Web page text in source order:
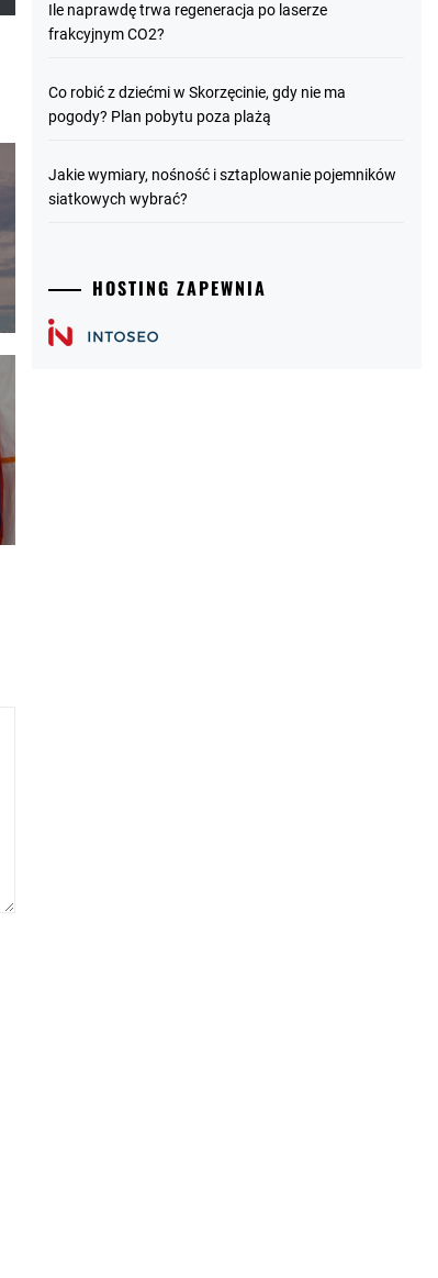
Ile naprawdę trwa regeneracja po laserze
frakcyjnym CO2?
Co robić z dziećmi w Skorzęcinie, gdy nie ma
pogody? Plan pobytu poza plażą
Jakie wymiary, nośność i sztaplowanie pojemników
siatkowych wybrać?
HOSTING ZAPEWNIA